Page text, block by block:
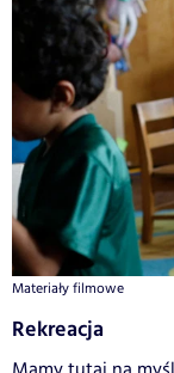
Materiały filmowe
Rekreacja